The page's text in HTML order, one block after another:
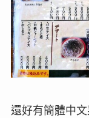
還好有簡體中